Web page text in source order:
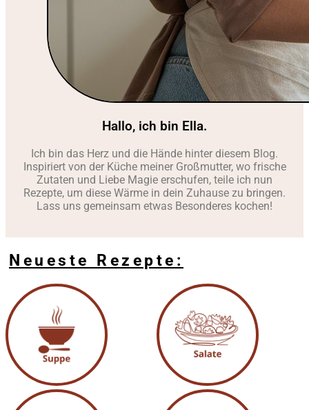
Hallo, ich bin Ella.
Ich bin das Herz und die Hände hinter diesem Blog.
Inspiriert von der Küche meiner Großmutter, wo frische
Zutaten und Liebe Magie erschufen, teile ich nun
Rezepte, um diese Wärme in dein Zuhause zu bringen.
Lass uns gemeinsam etwas Besonderes kochen!
Neueste Rezepte: